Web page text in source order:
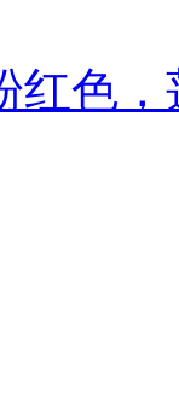
红色